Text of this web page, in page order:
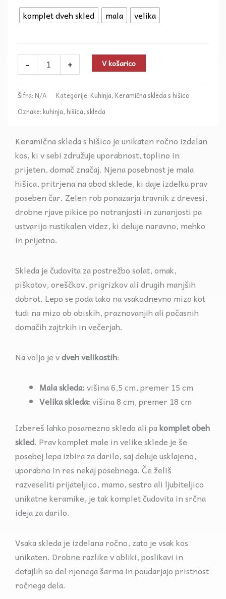
€17,00
€37,00
komplet dveh skled mala velika
-
keramična
s
–
mala,
velika
ali
količina
+ V košarico
Šifra: N/A Kategorije: Kuhinja, Keramična skleda s hišico
Oznake: kuhinja, hišica, skleda
Keramična skleda s hišico je unikaten ročno izdelan
kos, ki v sebi združuje uporabnost, toplino in
prijeten, domač značaj. Njena posebnost je mala
hišica, pritrjena na obod sklede, ki daje izdelku prav
poseben čar. Zelen rob ponazarja travnik z drevesi,
drobne rjave pikice po notranjosti in zunanjosti pa
ustvarijo rustikalen videz, ki deluje naravno, mehko
in prijetno.
Skleda je čudovita za postrežbo solat, omak,
piškotov, oreščkov, prigrizkov ali drugih manjših
dobrot. Lepo se poda tako na vsakodnevno mizo kot
tudi na mizo ob obiskih, praznovanjih ali počasnih
domačih zajtrkih in večerjah.
Na voljo je vdveh velikostih:
Mala skleda:višina 6,5 cm, premer 15 cm
Velika skleda:višina 8 cm, premer 18 cm
Izbereš lahko posamezno skledo ali pakomplet obeh
skled. Prav komplet male in velike sklede je še
posebej lepa izbira za darilo, saj deluje usklajeno,
uporabno in res nekaj posebnega. Če želiš
razveseliti prijateljico, mamo, sestro ali ljubiteljico
unikatne keramike, je tak komplet čudovita in srčna
ideja za darilo.
Vsaka skleda je izdelana ročno, zato je vsak kos
unikaten. Drobne razlike v obliki, poslikavi in
detajlih so del njenega šarma in poudarjajo pristnost
ročnega dela.